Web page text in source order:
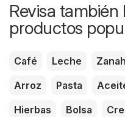
Revisa
productos
Café Leche
Arroz
Pasta
Hierbas
Bolsa